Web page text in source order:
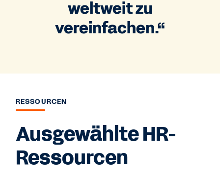
weltweit zu
vereinfachen.“
RESSOURCEN
Ausgewählte HR-
Ressourcen